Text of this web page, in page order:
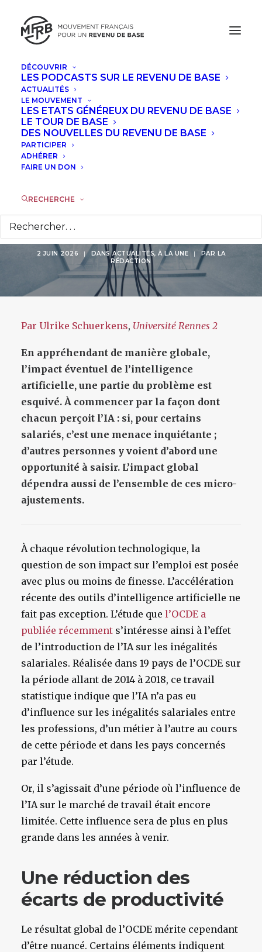
DÉCOUVRIR
LES PODCASTS SUR LE REVENU DE BASE
ACTUALITÉS
LE MOUVEMENT
LES ETATS GÉNÉREUX DU REVENU DE BASE
LE TOUR DE BASE
DES NOUVELLES DU REVENU DE BASE
PARTICIPER
ADHÉRER
FAIRE UN DON
RECHERCHE
L’IA ne menace pas
de la même manière
tous les emplois. Elle
risque de reproduire
discriminations
2 JUIN 2026 | DANSACTUALITÉS, À LA UNE | PAR LA
RÉDACTION
Par Ulrike Schuerkens, Université Rennes 2
En appréhendant de manière globale,
l’impact éventuel de l’intelligence
artificielle, une partie du problème est
esquivé. À commencer par la façon dont
chacun perçoit l’IA : si, pour certains
salariés, c’est une menace inquiétante ;
d’autres personnes y voient d’abord une
opportunité à saisir. L’impact global
dépendra aussi de l’ensemble de ces micro-
ajustements.
À chaque révolution technologique, la
question de son impact sur l’emploi est posée
avec plus ou moins de finesse. L’accélération
récente des outils d’intelligence artificielle ne
fait pas exception. L’étude que l’OCDE a
publiée récemment s’intéresse ainsi à l’effet
de l’introduction de l’IA sur les inégalités
salariales. Réalisée dans 19 pays de l’OCDE sur
la période allant de 2014 à 2018, ce travail
statistique indique que l’IA n’a pas eu
d’influence sur les inégalités salariales entre
les professions, d’un métier à l’autre au cours
de cette période et dans les pays concernés
par l’étude.
Or, il s’agissait d’une période où l’influence de
l’IA sur le marché de travail était encore
limitée. Cette influence sera de plus en plus
grande dans les années à venir.
Une réduction des
écarts de productivité
Le résultat global de l’OCDE mérite cependant
d’être nuancé. Certains éléments indiquent